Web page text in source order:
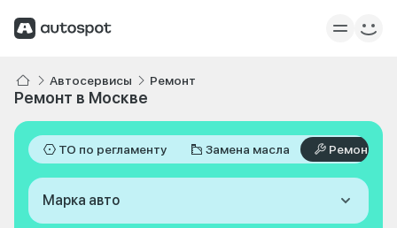
Автосервисы Ремонт
Ремонт в Москве
ТО по регламенту Замена масла Ремонт
Марка авто